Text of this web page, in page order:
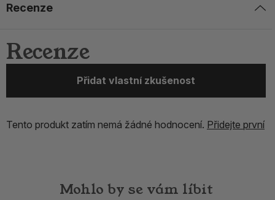
Recenze
Recenze
Přidat vlastní zkušenost
Tento produkt zatím nemá žádné hodnocení. Přidejte první
Mohlo by se vám líbit